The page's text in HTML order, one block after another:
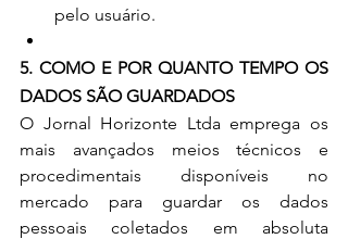
pelo usuário.
5. COMO E POR QUANTO TEMPO OS
DADOS SÃO GUARDADOS
O Jornal Horizonte Ltda emprega os
mais avançados meios técnicos e
procedimentais disponíveis no
mercado para guardar os dados
pessoais coletados em absoluta